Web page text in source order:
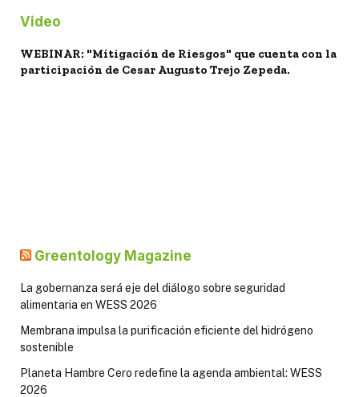
Video
WEBINAR: "Mitigación de Riesgos" que cuenta con la
participación de Cesar Augusto Trejo Zepeda.
Greentology Magazine
La gobernanza será eje del diálogo sobre seguridad
alimentaria en WESS 2026
Membrana impulsa la purificación eficiente del hidrógeno
sostenible
Planeta Hambre Cero redefine la agenda ambiental: WESS
2026